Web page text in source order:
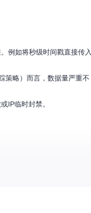
例如将秒级时间戳直接传入
策略）而言，数据量严重不
IP临时封禁。